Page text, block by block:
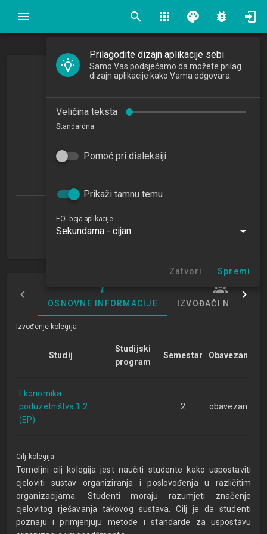
search apps palette bug_report
Organizacija i menadžment
Organization and Management
2024/2025
NN
OSNOVNE INFORMACIJE IZVOĐAČI NASTAVE
Izvođenje kolegija
Studij
Studijski
program
Semestar Obavezan
Ekonomika
poduzetništva 1.2
(EP)
2 obavezan
Cilj kolegija
Temeljni cilj kolegija jest naučiti studente kako uspostaviti
cjeloviti sustav organiziranja i poslovođenja u različitim
organizacijama. Studenti moraju razumjeti značenje
cjelovitog rješavanja takovog sustava. Cilj je da studenti
poznaju i primjenjuju metode i standarde za uspostavu
Prilagodite dizajn aplikacije sebi
dizajn aplikacije kako Vama odgovara.
Veličina teksta
Standardna
Pomoć pri disleksiji
Prikaži tamnu temu
FOI boja aplikacije
Sekundarna - cijan
Zatvori Spremi